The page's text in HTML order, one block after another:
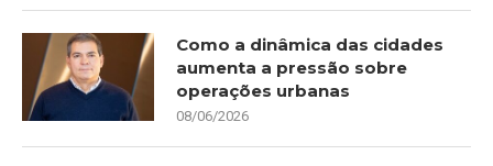
Como a dinâmica das cidades
aumenta a pressão sobre
operações urbanas
08/06/2026